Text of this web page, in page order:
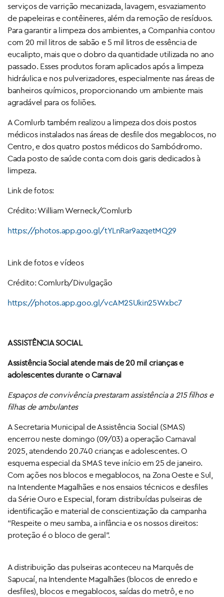
serviços de varrição mecanizada, lavagem, esvaziamento
de papeleiras e contêineres, além da remoção de resíduos.
Para garantir a limpeza dos ambientes, a Companhia contou
com 20 mil litros de sabão e 5 mil litros de essência de
eucalipto, mais que o dobro da quantidade utilizada no ano
passado. Esses produtos foram aplicados após a limpeza
hidráulica e nos pulverizadores, especialmente nas áreas de
banheiros químicos, proporcionando um ambiente mais
agradável para os foliões.
A Comlurb também realizou a limpeza dos dois postos
médicos instalados nas áreas de desfile dos megablocos, no
Centro, e dos quatro postos médicos do Sambódromo.
Cada posto de saúde conta com dois garis dedicados à
limpeza.
Link de fotos:
Crédito: William Werneck/Comlurb
https://photos.app.goo.gl/tYLnRar9azqetMQ29
Link de fotos e vídeos
Crédito: Comlurb/Divulgação
https://photos.app.goo.gl/vcAM2SUkin25Wxbc7
ASSISTÊNCIA SOCIAL
Assistência Social atende mais de 20 mil crianças e
adolescentes durante o Carnaval
Espaços de convivência prestaram assistência a 215 filhos e
filhas de ambulantes
A Secretaria Municipal de Assistência Social (SMAS)
encerrou neste domingo (09/03) a operação Carnaval
2025, atendendo 20.740 crianças e adolescentes. O
esquema especial da SMAS teve início em 25 de janeiro.
Com ações nos blocos e megablocos, na Zona Oeste e Sul,
na Intendente Magalhães e nos ensaios técnicos e desfiles
da Série Ouro e Especial, foram distribuídas pulseiras de
identificação e material de conscientização da campanha
“Respeite o meu samba, a infância e os nossos direitos:
proteção é o bloco de geral”.
A distribuição das pulseiras aconteceu na Marquês de
Sapucaí, na Intendente Magalhães (blocos de enredo e
desfiles), blocos e megablocos, saídas do metrô, e no